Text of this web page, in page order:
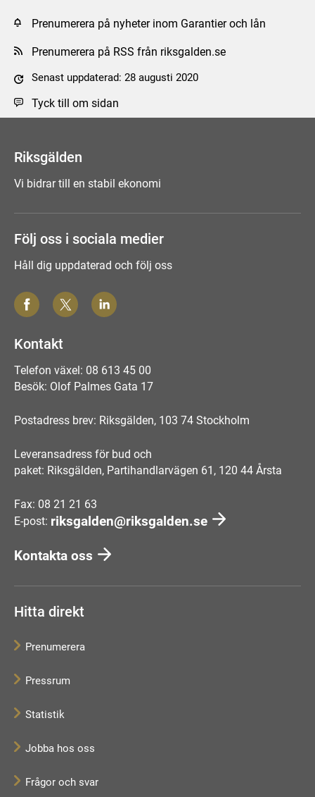
Prenumerera på nyheter inom Garantier och lån
Prenumerera på RSS från riksgalden.se
Senast uppdaterad: 28 augusti 2020
Tyck till om sidan
Riksgälden
Vi bidrar till en stabil ekonomi
Följ oss i sociala medier
Håll dig uppdaterad och följ oss
Kontakt
Telefon växel: 08 613 45 00
Besök: Olof Palmes Gata 17
Postadress brev: Riksgälden, 103 74 Stockholm
Leveransadress för bud och
paket: Riksgälden, Partihandlarvägen 61, 120 44 Årsta
Fax: 08 21 21 63
E-post: riksgalden@riksgalden.se
Kontakta oss
Hitta direkt
Prenumerera
Pressrum
Statistik
Jobba hos oss
Frågor och svar